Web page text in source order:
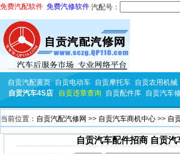
免费汽配软件 免费汽修软件 汽配号：
自贡汽配黄页 自贡电动车 自贡摩托车 自贡农用机械
自贡汽车4S店
自贡违章查询 自贡配件库 自贡汽车
当前位置： 自贡汽配汽修网 >> 自贡汽车商机中心 >> 自
自贡汽车配件招商 自贡